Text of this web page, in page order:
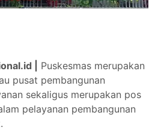
|
Puskesmas merupakan
pusat pembangunan
sekaligus merupakan pos
pelayanan pembangunan